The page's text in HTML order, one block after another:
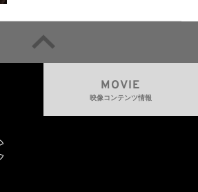
MOVIE
映像コンテンツ情報